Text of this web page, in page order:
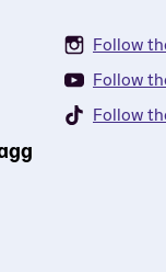
Follow
Follow
Follow